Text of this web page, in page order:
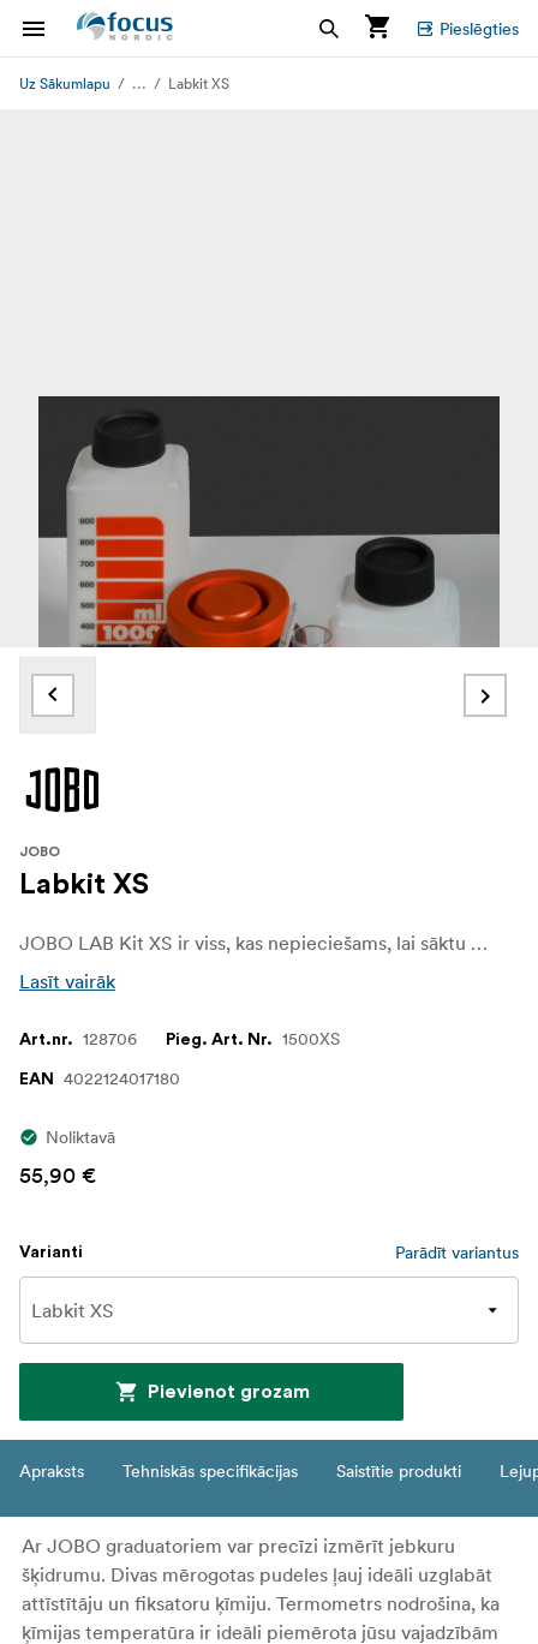
Pieslēgties
Uz Sākumlapu ... Labkit XS
JOBO
Labkit XS
JOBO LAB Kit XS ir viss, kas nepieciešams, lai sāktu apstrādāt 35 mm melnbaltās filmas ar JOBO Tank 1510.
Lasīt vairāk
Art.nr. 128706 Pieg. Art. Nr. 1500XS
EAN 4022124017180
Noliktavā
55,90 €
Varianti Parādīt variantus
Pievienot grozam
Apraksts Tehniskās specifikācijas Saistītie produkti
Ar JOBO graduatoriem var precīzi izmērīt jebkuru
šķidrumu. Divas mērogotas pudeles ļauj ideāli uzglabāt
attīstītāju un fiksatoru ķīmiju. Termometrs nodrošina, ka
ķīmijas temperatūra ir ideāli piemērota jūsu vajadzībām